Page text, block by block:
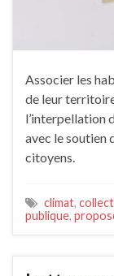
Associer les
de leur territoire
l’interpellation
avec le soutien
citoyens.
climat,
publique,